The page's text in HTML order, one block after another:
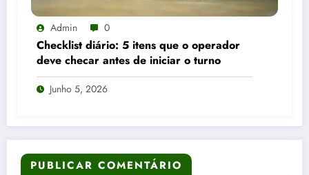
Admin 0
Checklist diário: 5 itens que o operador
deve checar antes de iniciar o turno
Junho 5, 2026
PUBLICAR COMENTÁRIO